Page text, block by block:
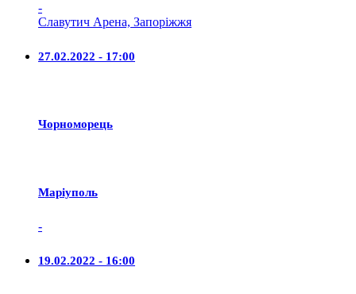
-
Славутич Арена, Запоріжжя
27.02.2022 - 17:00
Чорноморець
Маріуполь
-
19.02.2022 - 16:00